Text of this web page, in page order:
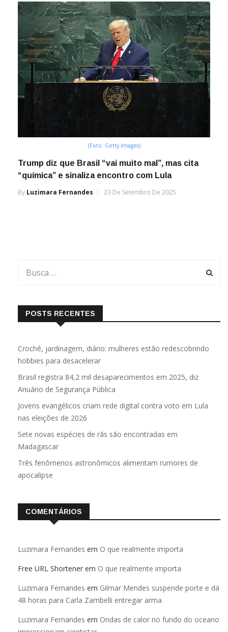
(Foto: Getty Images)
Trump diz que Brasil “vai muito mal”, mas cita
“química” e sinaliza encontro com Lula
By Luzimara Fernandes 23 De Setembro De 2025
POSTS RECENTES
Crochê, jardinagem, diário: mulheres estão redescobrindo
hobbies para desacelerar
Brasil registra 84,2 mil desaparecimentos em 2025, diz
Anuário de Segurança Pública
Jovens evangélicos criam rede digital contra voto em Lula
nas eleições de 2026
Sete novas espécies de rãs são encontradas em
Madagascar
Três fenômenos astronômicos alimentam rumores de
apocalipse
COMENTÁRIOS
Luzimara Fernandes em O que realmente importa
Free URL Shortener em O que realmente importa
Luzimara Fernandes em Gilmar Mendes suspende porte e dá
48 horas para Carla Zambelli entregar arma
Luzimara Fernandes em Ondas de calor no fundo do oceano